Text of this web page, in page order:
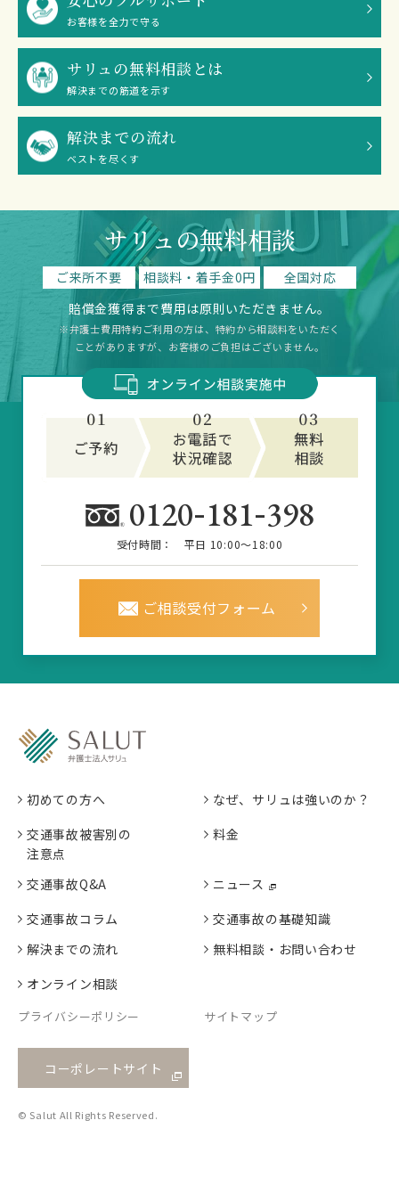
お客様を全力で守る
サリュの無料相談とは
解決までの筋道を示す
解決までの流れ
ベストを尽くす
サリュの無料相談
ご来所不要 相談料・着手金0円
全国対応
賠償金獲得まで費用は原則いただきません。
※弁護士費用特約ご利用の方は、特約から相談料をいただく
ことがありますが、お客様のご負担はございません。
0120-181-398
受付時間： 平日 10:00～18:00
ご相談受付フォーム
初めての方へ
なぜ、サリュは強いのか？
交通事故被害別の
注意点
料金
交通事故Q&A
ニュース
交通事故コラム
交通事故の基礎知識
解決までの流れ
無料相談・お問い合わせ
オンライン相談
プライバシーポリシー サイトマップ
コーポレートサイト
© Salut All Rights Reserved.